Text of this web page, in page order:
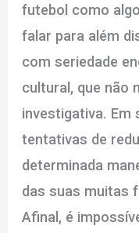
futebol como
falar para além
com seriedade
cultural, que não
investigativa. Em
tentativas de
determinada
das suas muitas
Afinal, é